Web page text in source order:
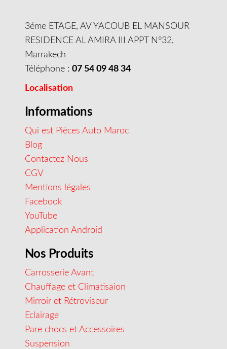
3éme ETAGE, AV YACOUB EL MANSOUR
RESIDENCE AL AMIRA III APPT N°32,
Marrakech
Téléphone : 07 54 09 48 34
Localisation
Informations
Qui est Pièces Auto Maroc
Blog
Contactez Nous
CGV
Mentions légales
Facebook
YouTube
Application Android
Nos Produits
Carrosserie Avant
Chauffage et Climatisaion
Mirroir et Rétroviseur
Eclairage
Pare chocs et Accessoires
Suspension